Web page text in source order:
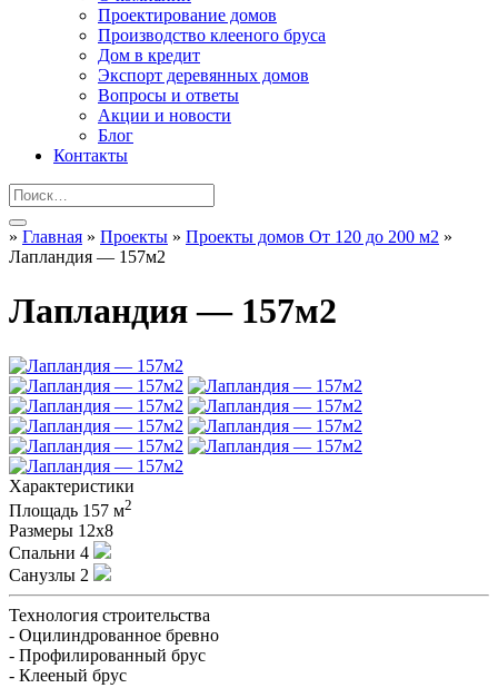
Проектирование домов
Производство клееного бруса
Дом в кредит
Экспорт деревянных домов
Вопросы и ответы
Акции и новости
Блог
Контакты
» Главная » Проекты » Проекты домов От 120 до 200 м2 »
Лапландия — 157м2
Лапландия — 157м2
Характеристики
Площадь 157 м2
Размеры 12х8
Спальни 4
Санузлы 2
Технология строительства
- Оцилиндрованное бревно
- Профилированный брус
- Клееный брус